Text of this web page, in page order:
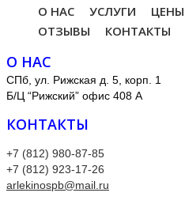
О НАС УСЛУГИ ЦЕНЫ
ОТЗЫВЫ
КОНТАКТЫ
О НАС
СПб, ул. Рижская д. 5, корп. 1
Б/Ц “Рижский” офис 408 А
КОНТАКТЫ
+7 (812) 980-87-85
+7 (812) 923-17-26
arlekinospb@mail.ru